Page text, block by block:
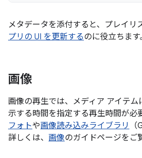
メタデータを添付すると、プレイリ
プリの UI を更新するのに役立ちます。
画像
画像の再生では、メディア アイテ
示する時間を指定する再生時間が必
フォトや画像読み込みライブラリ
詳しくは、 画像のガイドページをご